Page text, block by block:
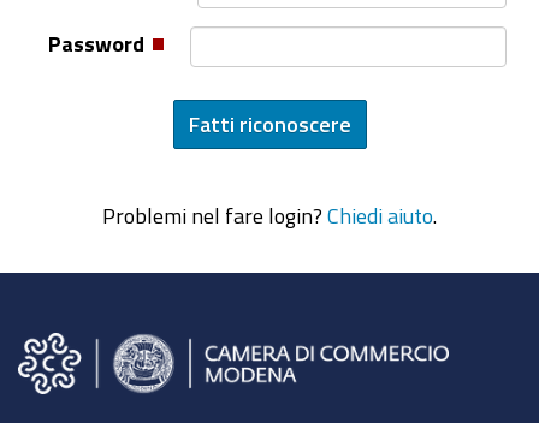
Password
Problemi nel fare login? Chiedi aiuto